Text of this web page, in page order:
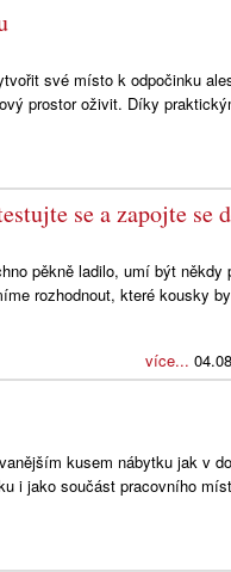
své místo k odpočinku
prostor oživit. Díky
se a zapojte se
pěkně ladilo, umí být někdy
rozhodnout, které kousky
více...
kusem nábytku jak v
i jako součást pracovního